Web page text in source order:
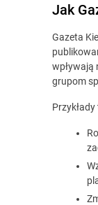
Jak
Gazeta
wpływają
grupom